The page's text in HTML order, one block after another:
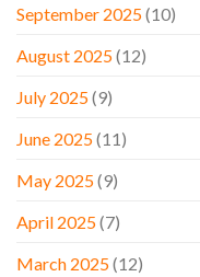
September 2025(10)
August 2025(12)
July 2025(9)
June 2025(11)
May 2025(9)
April 2025(7)
March 2025(12)